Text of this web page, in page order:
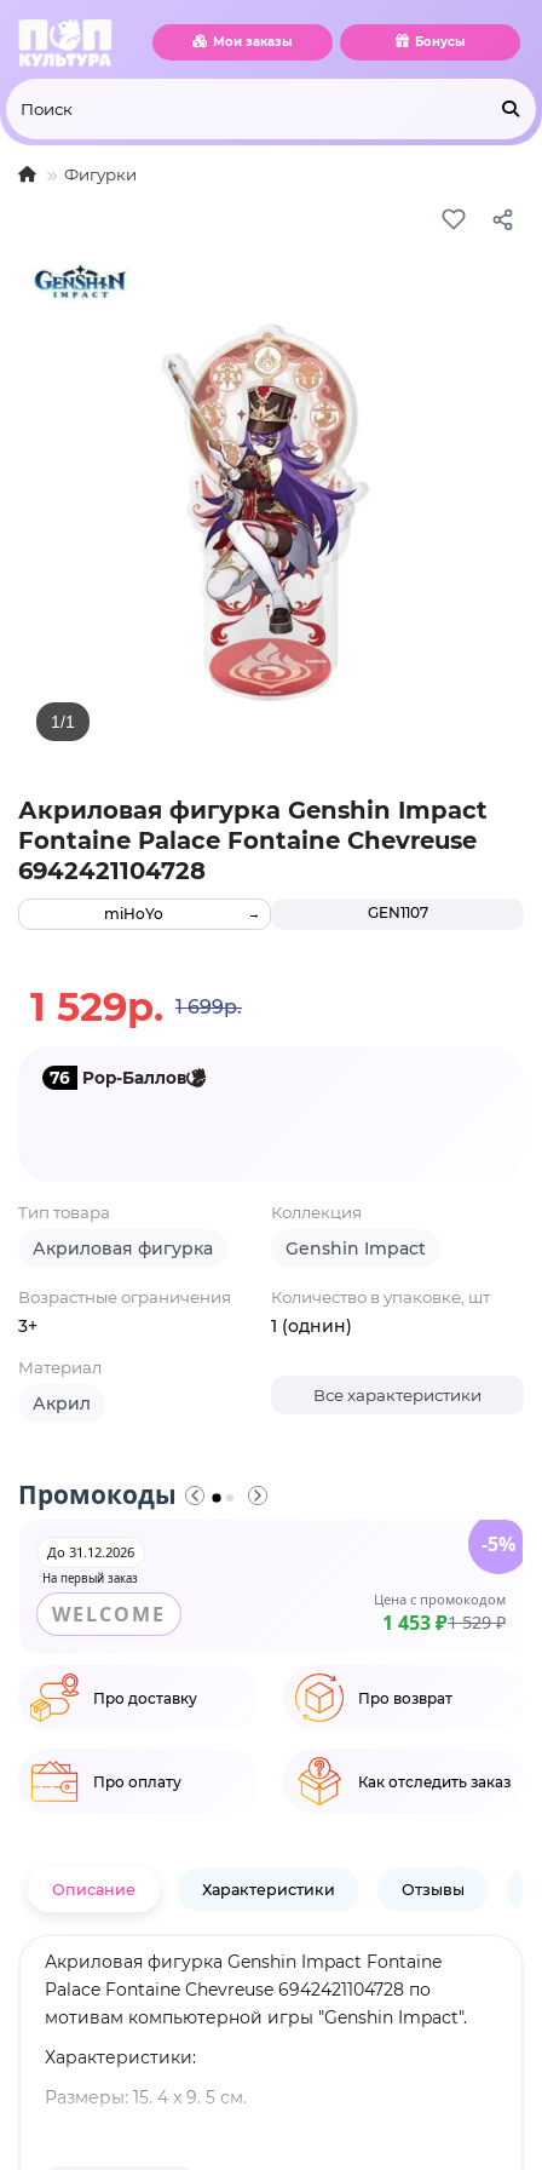
Мои заказы Бонусы
Фигурки
Акриловая фигурка Genshin Impact
Fontaine Palace Fontaine Chevreuse
6942421104728
GEN1107
miHoYo
1 529р. 1 699р.
76 Pop-Баллов
Тип товара
Акриловая фигурка
Коллекция
Genshin Impact
Возрастные ограничения
3+
Количество в упаковке, шт
1 (однин)
Материал
Акрил Все характеристики
Промокоды
На первый заказ
До 31.12.2026
WELCOME
Цена с промокодом
1 453 ₽1 529 ₽
-5%
Про доставку Про возврат
Про оплату Как отследить заказ
Описание Характеристики Отзывы
Акриловая фигурка Genshin Impact Fontaine
Palace Fontaine Chevreuse 6942421104728 по
мотивам компьютерной игры "Genshin Impact".
Характеристики:
Размеры: 15. 4 x 9. 5 см.